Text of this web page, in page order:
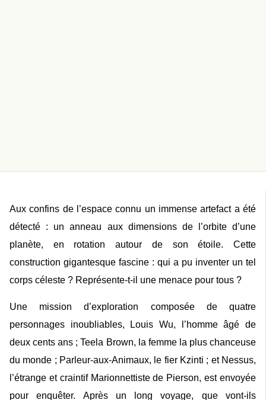
Aux confins de l’espace connu un immense artefact a été
détecté : un anneau aux dimensions de l’orbite d’une
planète, en rotation autour de son étoile. Cette
construction gigantesque fascine : qui a pu inventer un tel
corps céleste ? Représente-t-il une menace pour tous ?
Une mission d’exploration composée de quatre
personnages inoubliables, Louis Wu, l’homme âgé de
deux cents ans ; Teela Brown, la femme la plus chanceuse
du monde ; Parleur-aux-Animaux, le fier Kzinti ; et Nessus,
l’étrange et craintif Marionnettiste de Pierson, est envoyée
pour enquêter. Après un long voyage, que vont-ils